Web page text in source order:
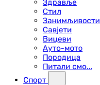
Здравље
Стил
Занимљивости
Савјети
Вицеви
Ауто-мото
Породица
Питали смо...
Спорт